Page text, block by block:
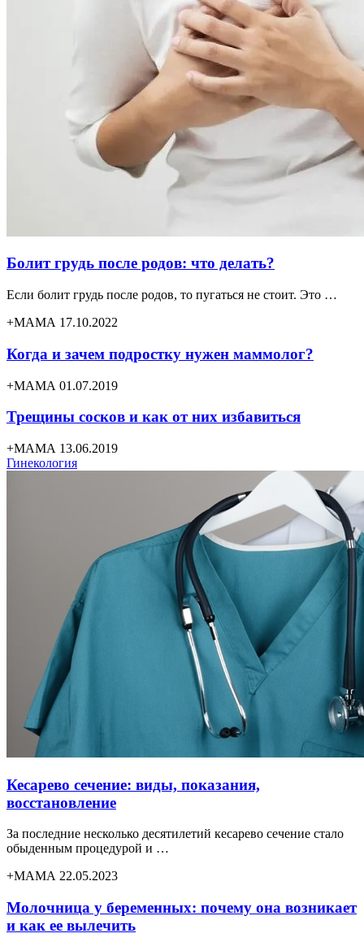
Болит грудь после родов: что делать?
Если болит грудь после родов, то пугаться не стоит. Это …
+МАМА 17.10.2022
Когда и зачем подростку нужен маммолог?
+МАМА 01.07.2019
Трещины сосков и как от них избавиться
+МАМА 13.06.2019
Гинекология
Кесарево сечение: виды, показания,
восстановление
За последние несколько десятилетий кесарево сечение стало
обыденным процедурой и …
+МАМА 22.05.2023
Молочница у беременных: почему она возникает
и как ее вылечить